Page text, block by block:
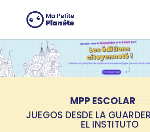
MPP ESCOLAR
JUEGOS DESDE LA
EL INSTITUTO